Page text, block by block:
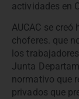
actividades en
AUCAC se
choferes. que
los
Junta
normativo que
privados que